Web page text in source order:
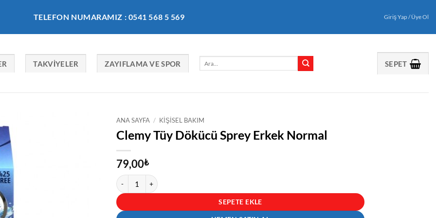
TELEFON NUMARAMIZ : 0541 568 5 569 Giriş Yap / Üye Ol
TAKVIYELER ZAYIFLAMA VE SPOR SEPET
ANA SAYFA / KIŞISEL BAKIM
Clemy Tüy Dökücü Sprey Erkek Normal
79,00₺
Clemy Tüy Dökücü Sprey Erkek Normal adet
SEPETE EKLE